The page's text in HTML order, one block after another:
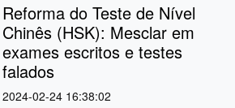
Reforma do Teste de Nível
Chinês (HSK): Mesclar em
exames escritos e testes
falados
2024-02-24 16:38:02